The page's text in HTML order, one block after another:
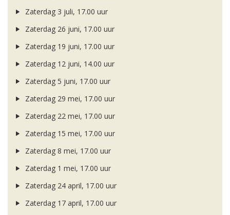
Zaterdag 3 juli, 17.00 uur
Zaterdag 26 juni, 17.00 uur
Zaterdag 19 juni, 17.00 uur
Zaterdag 12 juni, 14.00 uur
Zaterdag 5 juni, 17.00 uur
Zaterdag 29 mei, 17.00 uur
Zaterdag 22 mei, 17.00 uur
Zaterdag 15 mei, 17.00 uur
Zaterdag 8 mei, 17.00 uur
Zaterdag 1 mei, 17.00 uur
Zaterdag 24 april, 17.00 uur
Zaterdag 17 april, 17.00 uur